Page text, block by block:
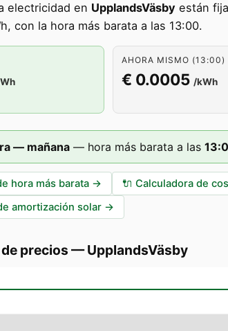
electricidad en UpplandsVäsby están
con la hora más barata a las 13:00.
AHORA MISMO (13:00)
€ 0.0005 /kWh
— mañana — hora más barata a las 13
hora más barata → 🔌 Calculadora de
amortización solar →
precios —UpplandsVäsby